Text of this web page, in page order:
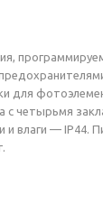
четырьмя
влаги — IP44.